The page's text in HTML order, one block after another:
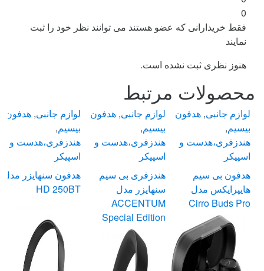
0
فقط خریدارانی که عضو هستند می توانند نظر خود را ثبت
نمایند
هنوز نظری ثبت نشده است.
محصولات مرتبط
لوازم جانبی , هدفون
بیسیم,
هندزفری،هدست و
اسپیکر
هدفون سنهایزر مدل
HD 250BT
لوازم جانبی , هدفون
بیسیم,
هندزفری،هدست و
اسپیکر
هندزفری بی سیم
سنهایزر مدل
ACCENTUM
Special Edition
لوازم جانبی ,هدفون
بیسیم,
هندزفری،هدست و
اسپیکر
هدفون بی سیم
هایپرایکس مدل
Cirro Buds Pro